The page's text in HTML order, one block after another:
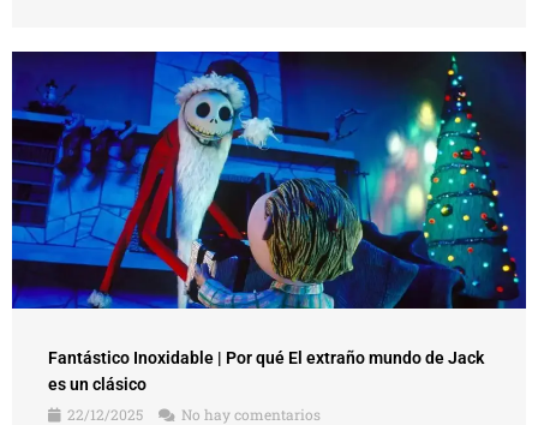
Fantástico Inoxidable | Por qué El extraño mundo de Jack
es un clásico
22/12/2025
No hay comentarios